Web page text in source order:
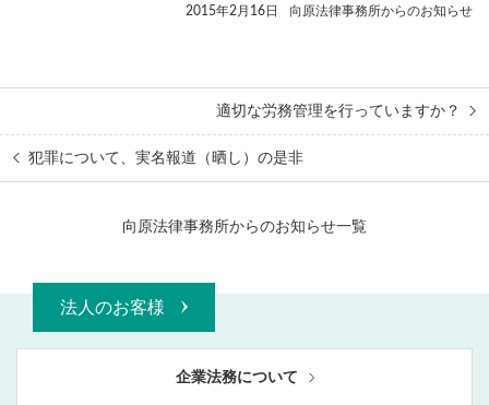
2015年2月16日 向原法律事務所からのお知らせ
適切な労務管理を行っていますか？
犯罪について、実名報道（晒し）の是非
向原法律事務所からのお知らせ一覧
法人のお客様
企業法務について